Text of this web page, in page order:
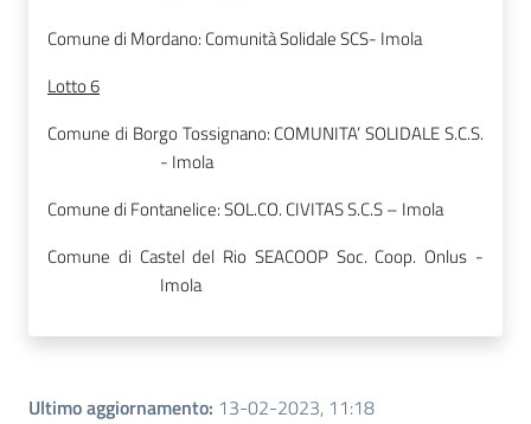
Comune di Mordano: Comunità Solidale SCS- Imola
Lotto 6
Comune di Borgo Tossignano: COMUNITA’ SOLIDALE S.C.S.
- Imola
Comune di Fontanelice: SOL.CO. CIVITAS S.C.S – Imola
Comune di Castel del Rio SEACOOP Soc. Coop. Onlus -
Imola
Ultimo aggiornamento: 13-02-2023, 11:18